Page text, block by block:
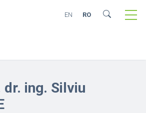
EN RO
ing. Silviu